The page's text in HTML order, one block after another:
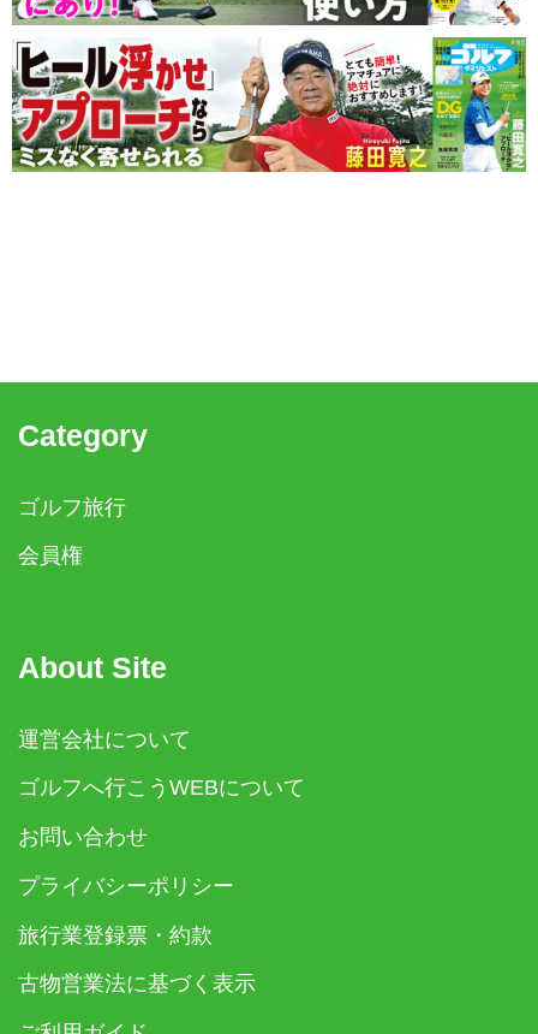
Category
ゴルフ旅行
会員権
About Site
運営会社について
ゴルフへ行こうWEBについて
お問い合わせ
プライバシーポリシー
旅行業登録票・約款
古物営業法に基づく表示